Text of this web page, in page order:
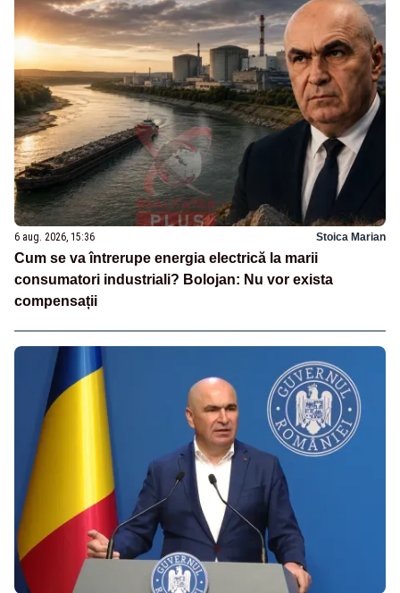
6 aug. 2026, 15:36 Stoica Marian
Cum se va întrerupe energia electrică la marii
consumatori industriali? Bolojan: Nu vor exista
compensații